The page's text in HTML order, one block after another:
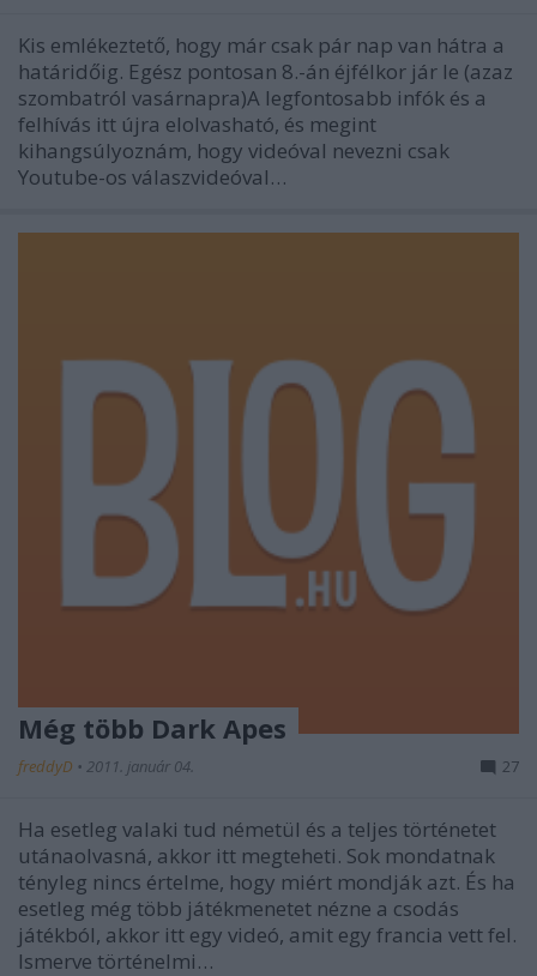
Kis emlékeztető, hogy már csak pár nap van hátra a
határidőig. Egész pontosan 8.-án éjfélkor jár le (azaz
szombatról vasárnapra)A legfontosabb infók és a
felhívás itt újra elolvasható, és megint
kihangsúlyoznám, hogy videóval nevezni csak
Youtube-os válaszvideóval…
Még több Dark Apes
freddyD • 2011. január 04. 27
Ha esetleg valaki tud németül és a teljes történetet
utánaolvasná, akkor itt megteheti. Sok mondatnak
tényleg nincs értelme, hogy miért mondják azt. És ha
esetleg még több játékmenetet nézne a csodás
játékból, akkor itt egy videó, amit egy francia vett fel.
Ismerve történelmi…